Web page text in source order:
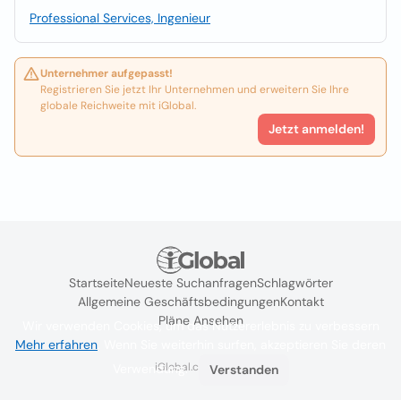
Professional Services, Ingenieur
Unternehmer aufgepasst!
Registrieren Sie jetzt Ihr Unternehmen und erweitern Sie Ihre
globale Reichweite mit iGlobal.
Jetzt anmelden!
StartseiteNeueste SuchanfragenSchlagwörter
Allgemeine GeschäftsbedingungenKontakt
Pläne Ansehen
iGlobal.co @ 2024
Wir verwenden Cookies, um das Nutzererlebnis zu verbessern
Mehr erfahren
Verwendung.
Verstanden